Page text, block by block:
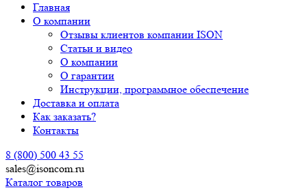
Главная
О компании
Отзывы клиентов компании ISON
Статьи и видео
О компании
О гарантии
Инструкции, программное обеспечение
Доставка и оплата
Как заказать?
Контакты
8 (800) 500 43 55
sales@isoncom.ru
Каталог товаров